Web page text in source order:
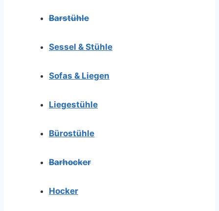
Barstühle
Sessel & Stühle
Sofas & Liegen
Liegestühle
Bürostühle
Barhocker
Hocker